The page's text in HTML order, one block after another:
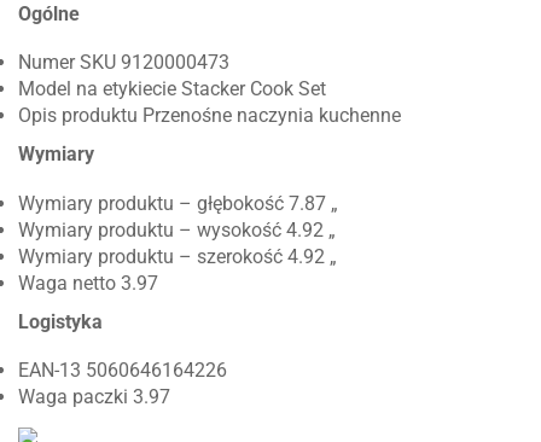
Ogólne
Numer SKU 9120000473
Model na etykiecie Stacker Cook Set
Opis produktu Przenośne naczynia kuchenne
Wymiary
Wymiary produktu – głębokość 7.87 „
Wymiary produktu – wysokość 4.92 „
Wymiary produktu – szerokość 4.92 „
Waga netto 3.97
Logistyka
EAN-13 5060646164226
Waga paczki 3.97